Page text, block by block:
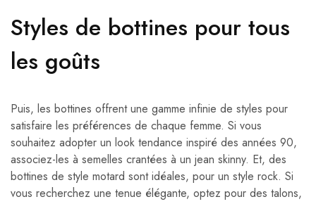
Styles de bottines pour tous
les goûts
Puis, les bottines offrent une gamme infinie de styles pour
satisfaire les préférences de chaque femme. Si vous
souhaitez adopter un look tendance inspiré des années 90,
associez-les à semelles crantées à un jean skinny. Et, des
bottines de style motard sont idéales, pour un style rock. Si
vous recherchez une tenue élégante, optez pour des talons,